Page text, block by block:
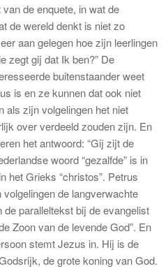
de enquete, in wat de
de wereld denkt is niet zo
aan gelegen hoe zijn leerlingen
zegt gij dat Ik ben?” De
buitenstaander weet
is en ze kunnen dat ook niet
als zijn volgelingen het niet
over verdeeld zouden zijn. En
het antwoord: “Gij zijt de
woord “gezalfde” is in
het Grieks “christos”. Petrus
de langverwachte
paralleltekst bij de evangelist
Zoon van de levende God”. En
stemt Jezus in. Hij is de
de grote koning van God.